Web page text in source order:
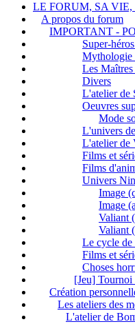
LE FORUM, SA VIE,
A propos du forum
IMPORTANT -
Super-
Mythologie
Les
Divers
L'atelier de
Oeuvres
Mode
L'univers
L'atelier de
Films et
Films
Univers
Image
Image
Valiant
Valiant
Le cycle
Films et
Choses
[Jeu] Tournoi
Création
Les ateliers des
L'atelier de